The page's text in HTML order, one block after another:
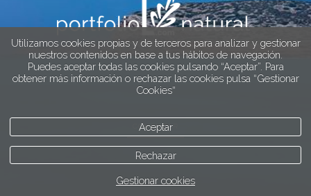
COMENZAR
Utilizamos cookies propias y de terceros para analizar y gestionar
nuestros contenidos en base a tus hábitos de navegación.
Puedes aceptar todas las cookies pulsando “Aceptar”. Para
obtener más información o rechazar las cookies pulsa “Gestionar
Cookies“
Aceptar
Rechazar
Gestionar cookies